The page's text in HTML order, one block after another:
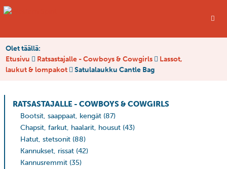
Olet täällä:
Etusivu
Ratsastajalle - Cowboys & Cowgirls
Lassot,
laukut & lompakot
Satulalaukku Cantle Bag
RATSASTAJALLE - COWBOYS & COWGIRLS
Bootsit, saappaat, kengät (87)
Chapsit, farkut, haalarit, housut (43)
Hatut, stetsonit (88)
Kannukset, rissat (42)
Kannusremmit (35)